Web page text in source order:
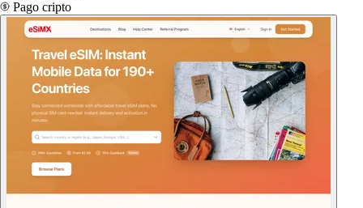
Pago cripto